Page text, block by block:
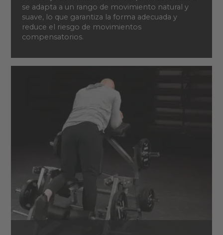
se adapta a un rango de movimiento natural y
suave, lo que garantiza la forma adecuada y
reduce el riesgo de movimientos
compensatorios.